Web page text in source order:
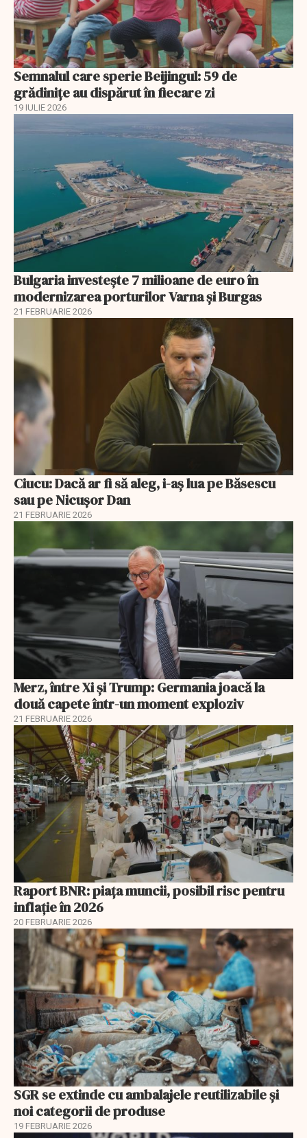
Semnalul care sperie Beijingul: 59 de
grădinițe au dispărut în fiecare zi
19 IULIE 2026
Bulgaria investește 7 milioane de euro în
modernizarea porturilor Varna și Burgas
21 FEBRUARIE 2026
Ciucu: Dacă ar fi să aleg, i-aș lua pe Băsescu
sau pe Nicușor Dan
21 FEBRUARIE 2026
Merz, între Xi și Trump: Germania joacă la
două capete într-un moment exploziv
21 FEBRUARIE 2026
Raport BNR: piața muncii, posibil risc pentru
inflație în 2026
20 FEBRUARIE 2026
SGR se extinde cu ambalajele reutilizabile și
noi categorii de produse
19 FEBRUARIE 2026